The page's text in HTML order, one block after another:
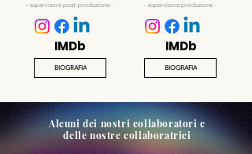
- supervisore post-produzione -
IMDb
BIOGRAFIA
- supervisore produzione -
IMDb
BIOGRAFIA
Alcuni dei nostri collaboratori e
delle nostre collaboratrici